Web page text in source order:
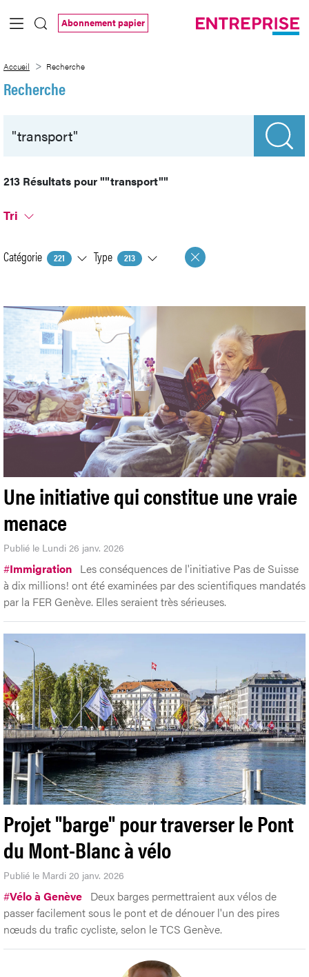
Saut au contenu principal
Abonnement papier
Accueil Recherche
Recherche
213 Résultats pour""transport""
Tri
Catégorie 221 Type 213
Une initiative qui constitue une vraie
menace
Publié le Lundi 26 janv. 2026
#Immigration Les conséquences de l'initiative Pas de Suisse
à dix millions! ont été examinées par des scientifiques mandatés
par la FER Genève. Elles seraient très sérieuses.
Projet "barge" pour traverser le Pont
du Mont-Blanc à vélo
Publié le Mardi 20 janv. 2026
#Vélo à Genève Deux barges permettraient aux vélos de
passer facilement sous le pont et de dénouer l'un des pires
nœuds du trafic cycliste, selon le TCS Genève.